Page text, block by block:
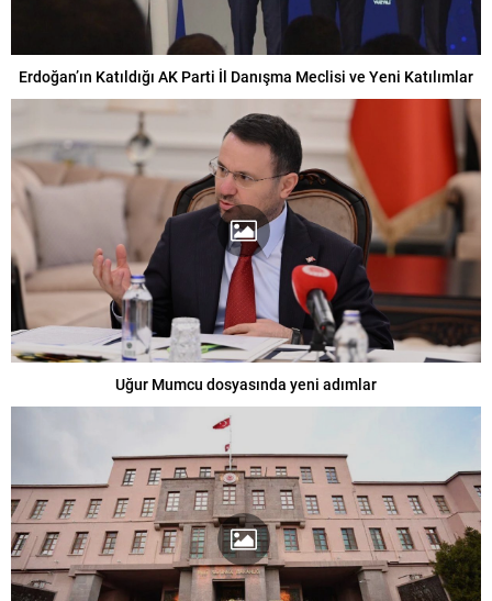
Erdoğan’ın Katıldığı AK Parti İl Danışma Meclisi ve Yeni Katılımlar
Uğur Mumcu dosyasında yeni adımlar